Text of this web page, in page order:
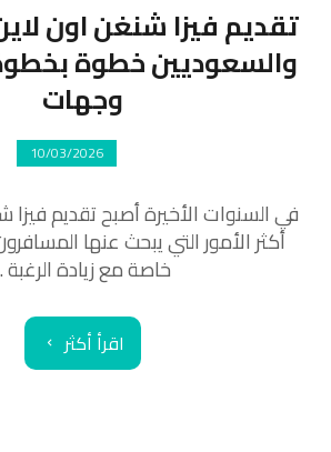
تقديم فيزا شنغن اون
والسعوديين خطوة
وجهات
10/03/2026
في السنوات الأخيرة أصبح تقديم
أكثر الأمور التي يبحث عنها
خاصة مع زيادة الرغبة
اقرأ أكثر